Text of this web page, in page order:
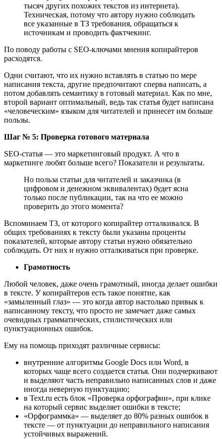
тысяч других похожих текстов из интернета).
Техническая, потому что автору нужно соблюдать
все указанные в ТЗ требования, обращаться к
источникам и проводить фактчекинг.
По поводу работы с SEO-ключами мнения копирайтеров
расходятся.
Одни считают, что их нужно вставлять в статью по мере
написания текста, другие предпочитают сперва написать, а
потом добавлять семантику в готовый материал. Как по мне,
второй вариант оптимальный, ведь так статья будет написана
«человеческим» языком для читателей и принесет им больше
пользы.
Шаг № 5: Проверка готового материала
SEO-статья ― это маркетинговый продукт. А что в
маркетинге любят больше всего? Показатели и результаты.
Но польза статьи для читателей и заказчика (в
цифровом и денежном эквивалентах) будет ясна
только после публикации, так на что ее можно
проверить до этого момента?
Вспоминаем ТЗ, от которого копирайтер отталкивался. В
общих требованиях к тексту были указаны проценты
показателей, которые автору статьи нужно обязательно
соблюдать. От них и нужно отталкиваться при проверке.
Грамотность
Любой человек, даже очень грамотный, иногда делает ошибки
в тексте. У копирайтеров есть такое понятие, как
«замыленный глаз» ― это когда автор настолько привык к
написанному тексту, что просто не замечает даже самых
очевидных грамматических, стилистических или
пунктуационных ошибок.
Ему на помощь приходят различные сервисы:
внутренние алгоритмы Google Docs или Word, в
которых чаще всего создается статья. Они подчеркивают
и выделяют часть неправильно написанных слов и даже
иногда неверную пунктуацию;
в Text.ru есть блок «Проверка орфографии», при клике
на который сервис выделяет ошибки в тексте;
«Орфограммка» ― выделяет до 80% разных ошибок в
тексте ― от пунктуации до неправильного написания
устойчивых выражений.